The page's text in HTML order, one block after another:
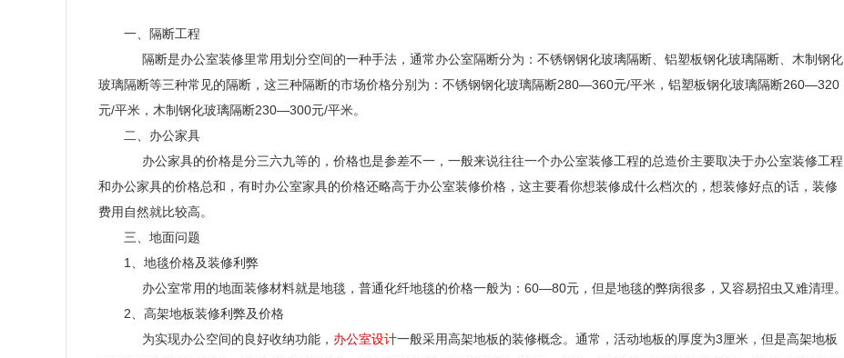
一、隔断工程
隔断是办公室装修里常用划分空间的一种手法，通常办公室隔断分为：不锈钢钢化玻璃隔断、铝塑板钢化玻璃隔断、木制钢化
玻璃隔断等三种常见的隔断，这三种隔断的市场价格分别为：不锈钢钢化玻璃隔断280—360元/平米，铝塑板钢化玻璃隔断260—320
元/平米，木制钢化玻璃隔断230—300元/平米。
二、办公家具
办公家具的价格是分三六九等的，价格也是参差不一，一般来说往往一个办公室装修工程的总造价主要取决于办公室装修工程
和办公家具的价格总和，有时办公室家具的价格还略高于办公室装修价格，这主要看你想装修成什么档次的，想装修好点的话，装修
费用自然就比较高。
三、地面问题
1
、地毯价格及装修利弊
办公室常用的地面装修材料就是地毯，普通化纤地毯的价格一般为： 60—80元，但是地毯的弊病很多，又容易招虫又难清理。
2 、高架地板装修利弊及价格
为实现办公空间的良好收纳功能， 办公室设计一般采用高架地板的装修概念。通常，活动地板的厚度为3厘米，但是高架地板